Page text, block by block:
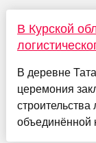
В Курской
В деревне
церемония
строительства
объединённой